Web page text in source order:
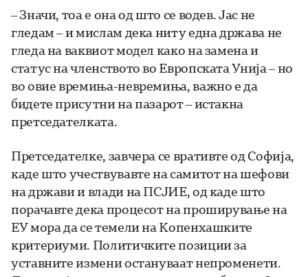
– Значи, тоа е она од што се водев. Јас не
гледам – и мислам дека ниту една држава не
гледа на ваквиот модел како на замена и
статус на членството во Европската Унија – но
во овие времиња-невремиња, важно е да
бидете присутни на пазарот – истакна
претседателката.
Претседателке, завчера се вративте од Софија,
каде што учествувавте на самитот на шефови
на држави и влади на ПСЈИЕ, од каде што
порачавте дека процесот на проширување на
ЕУ мора да се темели на Копенхашките
критериуми. Политичките позиции за
уставните измени остануваат непроменети.